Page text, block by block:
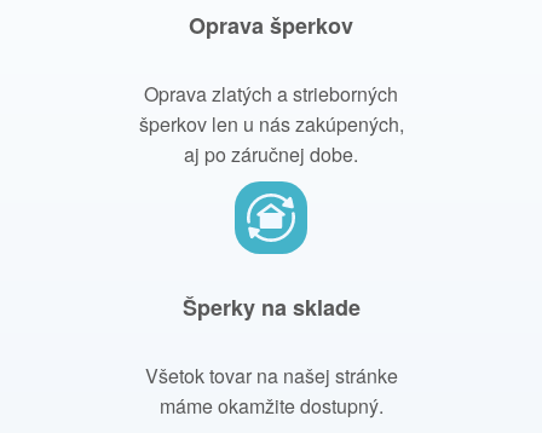
Oprava šperkov
Oprava zlatých a strieborných
šperkov len u nás zakúpených,
aj po záručnej dobe.
Šperky na sklade
Všetok tovar na našej stránke
máme okamžite dostupný.